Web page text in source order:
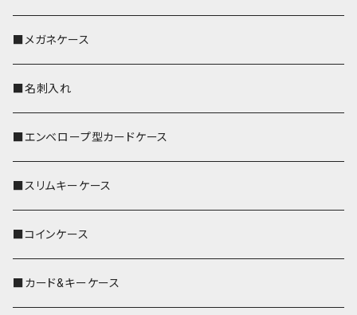
■メガネケース
■名刺入れ
■エンベロープ型カードケース
■スリムキーケース
■コインケース
■カード&キーケース